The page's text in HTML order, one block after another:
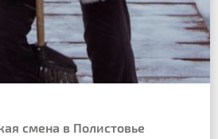
смена в Полистовье